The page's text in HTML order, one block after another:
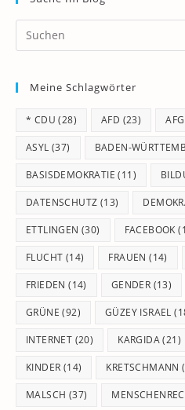
Meine Schlagwörter
* CDU (28) AFD (23)
ASYL (37) BADEN-
BASISDEMOKRATIE (11)
DATENSCHUTZ (13)
ETTLINGEN (30) FACEBOOK
FLUCHT (14) FRAUEN (14)
FRIEDEN (14) GENDER (13)
GRÜNE (92) GÜZEY ISRAEL
INTERNET (20) KARGIDA(21)
KINDER (14) KRETSCHMANN
MALSCH (37)